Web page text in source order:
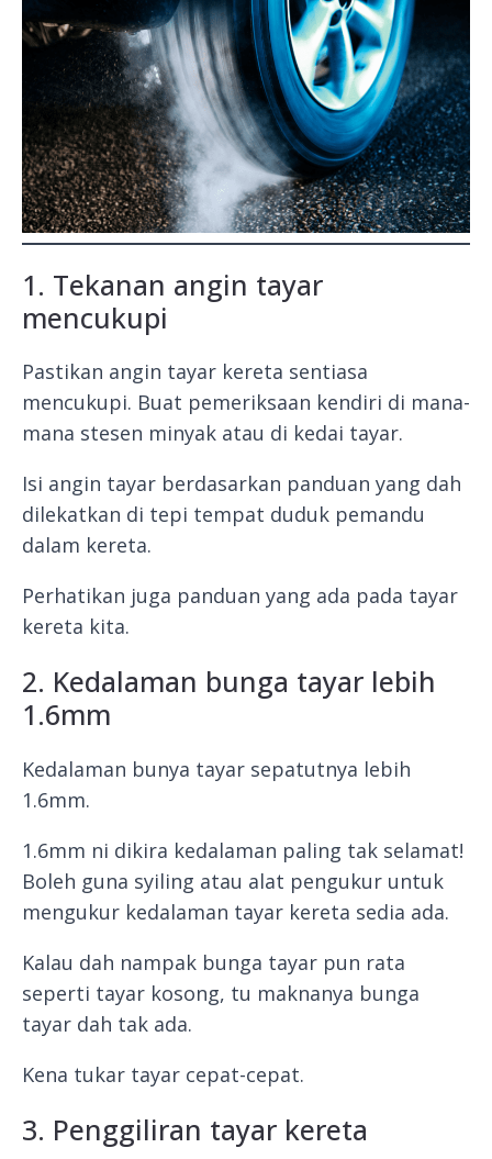
1. Tekanan angin tayar
mencukupi
Pastikan angin tayar kereta sentiasa
mencukupi. Buat pemeriksaan kendiri di mana-
mana stesen minyak atau di kedai tayar.
Isi angin tayar berdasarkan panduan yang dah
dilekatkan di tepi tempat duduk pemandu
dalam kereta.
Perhatikan juga panduan yang ada pada tayar
kereta kita.
2. Kedalaman bunga tayar lebih
1.6mm
Kedalaman bunya tayar sepatutnya lebih
1.6mm.
1.6mm ni dikira kedalaman paling tak selamat!
Boleh guna syiling atau alat pengukur untuk
mengukur kedalaman tayar kereta sedia ada.
Kalau dah nampak bunga tayar pun rata
seperti tayar kosong, tu maknanya bunga
tayar dah tak ada.
Kena tukar tayar cepat-cepat.
3. Penggiliran tayar kereta